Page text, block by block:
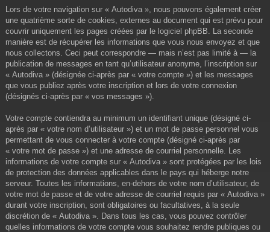
Lors de votre navigation sur « Autodiva », nous pouvons également créer
une quatrième sorte de cookies, externes au document qui est prévu pour
couvrir uniquement les pages créées par le logiciel phpBB. La seconde
manière est de récupérer les informations que vous nous envoyez et que
nous collectons. Ceci peut correspondre — mais n’est pas limité à — la
publication de messages en tant qu’utilisateur anonyme, l’inscription sur
« Autodiva » (désignée ci-après par « votre compte ») et les messages
que vous publiez après votre inscription et lors de votre connexion
(désignés ci-après par « vos messages »).
Votre compte contiendra au minimum un identifiant unique (désigné ci-
après par « votre nom d’utilisateur ») et un mot de passe personnel vous
permettant de vous connecter à votre compte (désigné ci-après par
« votre mot de passe ») et une adresse de courriel personnelle. Les
informations de votre compte sur « Autodiva » sont protégées par les lois
de protection des données applicables dans le pays qui héberge notre
serveur. Toutes les informations, en-dehors de votre nom d’utilisateur, de
votre mot de passe et de votre adresse de courriel requis par « Autodiva »
durant votre inscription, sont obligatoires ou facultatives, à la seule
discrétion de « Autodiva ». Dans tous les cas, vous pouvez contrôler
quelles informations de votre compte vous souhaitez rendre publiques ou